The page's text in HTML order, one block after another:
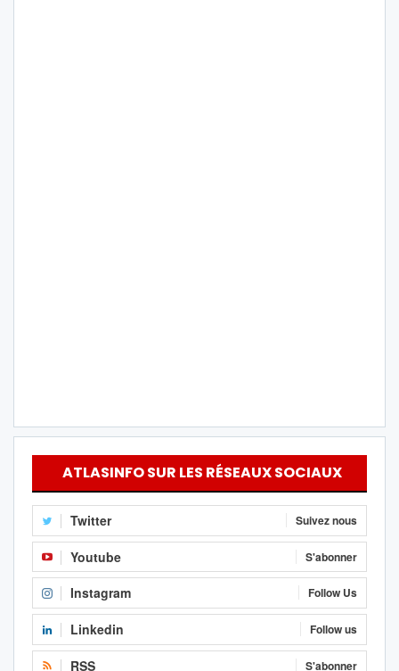
ATLASINFO SUR LES RÉSEAUX SOCIAUX
Twitter Suivez nous
Youtube S'abonner
Instagram Follow Us
Linkedin Follow us
RSS S'abonner